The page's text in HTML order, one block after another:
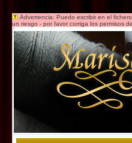
Advertencia: Puedo escribir en el
un riesgo - por favor corriga los permisos